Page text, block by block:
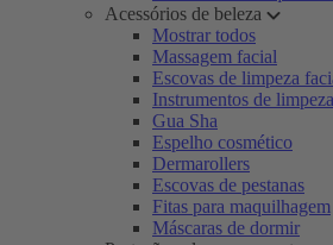
Acessórios de beleza
Mostrar todos
Massagem facial
Escovas de limpeza
Instrumentos de
Gua Sha
Espelho cosmético
Dermarollers
Escovas de pestanas
Fitas para maquilhagem
Máscaras de dormir